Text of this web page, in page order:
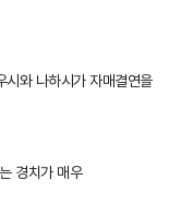
시와 나하시가 자매결연을
경치가 매우